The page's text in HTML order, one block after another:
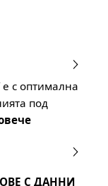
с оптимална
под
С ДАННИ